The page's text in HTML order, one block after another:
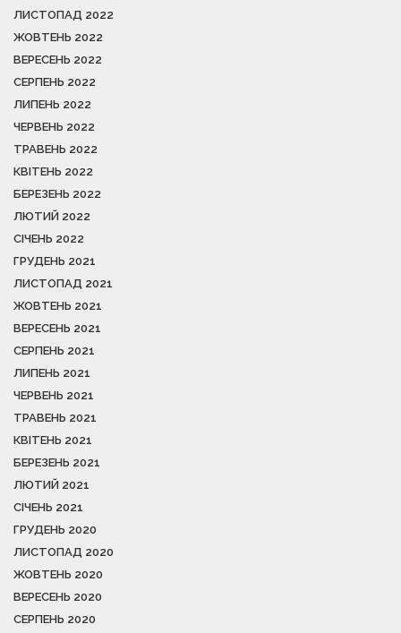
ЛИСТОПАД 2022
ЖОВТЕНЬ 2022
ВЕРЕСЕНЬ 2022
СЕРПЕНЬ 2022
ЛИПЕНЬ 2022
ЧЕРВЕНЬ 2022
ТРАВЕНЬ 2022
КВІТЕНЬ 2022
БЕРЕЗЕНЬ 2022
ЛЮТИЙ 2022
СІЧЕНЬ 2022
ГРУДЕНЬ 2021
ЛИСТОПАД 2021
ЖОВТЕНЬ 2021
ВЕРЕСЕНЬ 2021
СЕРПЕНЬ 2021
ЛИПЕНЬ 2021
ЧЕРВЕНЬ 2021
ТРАВЕНЬ 2021
КВІТЕНЬ 2021
БЕРЕЗЕНЬ 2021
ЛЮТИЙ 2021
СІЧЕНЬ 2021
ГРУДЕНЬ 2020
ЛИСТОПАД 2020
ЖОВТЕНЬ 2020
ВЕРЕСЕНЬ 2020
СЕРПЕНЬ 2020